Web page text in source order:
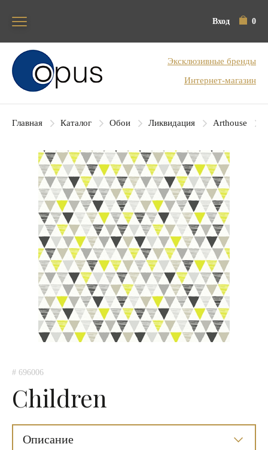
Вход 0
Блок поиска
Эксклюзивные бренды
Интернет-магазин
Главная Каталог Обои Ликвидация Arthouse
# 696006
Children
Описание